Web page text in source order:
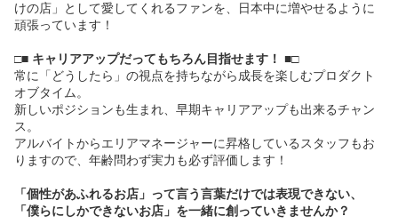
けの店」として愛してくれるファンを、日本中に増やせるように
頑張っています！
□■ キャリアアップだってもちろん目指せます！ ■□
常に「どうしたら」の視点を持ちながら成長を楽しむプロダクト
オブタイム。
新しいポジションも生まれ、早期キャリアアップも出来るチャン
ス。
アルバイトからエリアマネージャーに昇格しているスタッフもお
りますので、年齢問わず実力も必ず評価します！
「個性があふれるお店」って言う言葉だけでは表現できない、
「僕らにしかできないお店」を一緒に創っていきませんか？